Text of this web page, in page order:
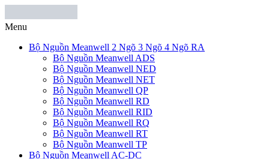
Menu
Bộ Nguồn Meanwell 2 Ngõ 3 Ngõ 4 Ngõ RA
Bộ Nguồn Meanwell ADS
Bộ Nguồn Meanwell NED
Bộ Nguồn Meanwell NET
Bộ Nguồn Meanwell QP
Bộ Nguồn Meanwell RD
Bộ Nguồn Meanwell RID
Bộ Nguồn Meanwell RQ
Bộ Nguồn Meanwell RT
Bộ Nguồn Meanwell TP
Bộ Nguồn Meanwell AC-DC